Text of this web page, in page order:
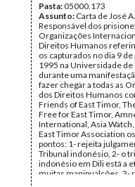
Pasta:05000.173
Assunto: Carta de José
Responsável dos
Organizações
Direitos Humanos
os capturados no dia 9
1995 na Universidade
durante uma
fazer chegar a todas as
dos Direitos Humanos
Friends of East Timor,
Free for East Timor,
International, Asia
East Timor Association
pontos: 1- rejeita
Tribunal indonésio, 2- o
indonésio em Dili está a
muitas manipualções, 3-